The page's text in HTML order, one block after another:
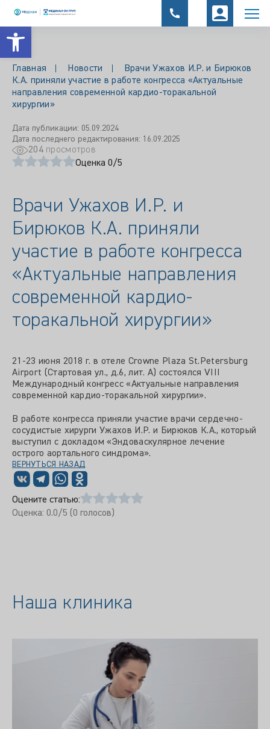
Открыть панель инструментов
Главная Новости
Врачи Ужахов И.Р. и Бирюков
К.А. приняли участие в работе конгресса «Актуальные
направления современной кардио-торакальной
хирургии»
Дата публикации: 05.09.2024
Дата последнего редактирования: 16.09.2025
204просмотров
Оценка 0/5
Врачи Ужахов И.Р. и
Бирюков К.А. приняли
участие в работе конгресса
«Актуальные направления
современной кардио-
торакальной хирургии»
21-23 июня 2018 г. в отеле Crowne Plaza St.Petersburg
Airport (Стартовая ул., д.6, лит. A) состоялся VIII
Международный конгресс «Актуальные направления
современной кардио-торакальной хирургии».
В работе конгресса приняли участие врачи сердечно-
сосудистые хирурги Ужахов И.Р. и Бирюков К.А., который
выступил с докладом «Эндоваскулярное лечение
острого аортального синдрома».
ВЕРНУТЬСЯ НАЗАД
Оцените статью:
Оценка: 0.0/5 (0 голосов)
Наша клиника